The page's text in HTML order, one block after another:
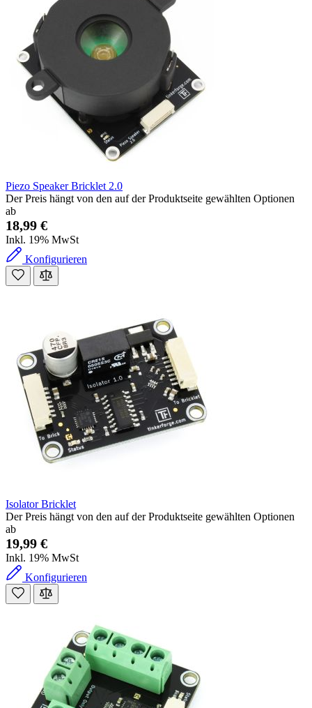
Piezo Speaker Bricklet 2.0
Der Preis hängt von den auf der Produktseite gewählten Optionen
ab
18,99 €
Inkl. 19% MwSt
Konfigurieren
Isolator Bricklet
Der Preis hängt von den auf der Produktseite gewählten Optionen
ab
19,99 €
Inkl. 19% MwSt
Konfigurieren